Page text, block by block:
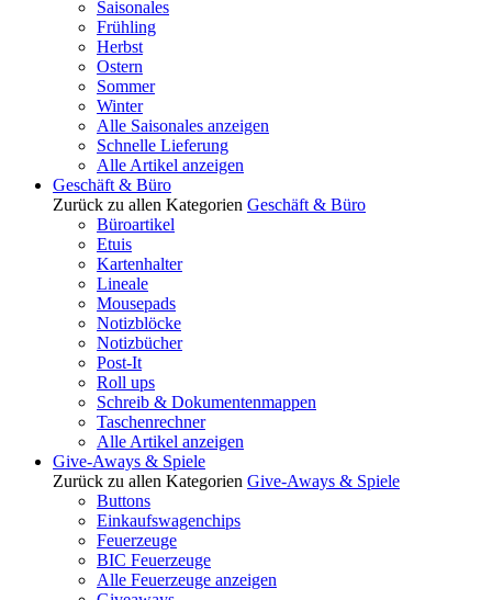
Saisonales
Frühling
Herbst
Ostern
Sommer
Winter
Alle Saisonales anzeigen
Schnelle Lieferung
Alle Artikel anzeigen
Geschäft & Büro
Zurück zu allen Kategorien Geschäft & Büro
Büroartikel
Etuis
Kartenhalter
Lineale
Mousepads
Notizblöcke
Notizbücher
Post-It
Roll ups
Schreib & Dokumentenmappen
Taschenrechner
Alle Artikel anzeigen
Give-Aways & Spiele
Zurück zu allen Kategorien Give-Aways & Spiele
Buttons
Einkaufswagenchips
Feuerzeuge
BIC Feuerzeuge
Alle Feuerzeuge anzeigen